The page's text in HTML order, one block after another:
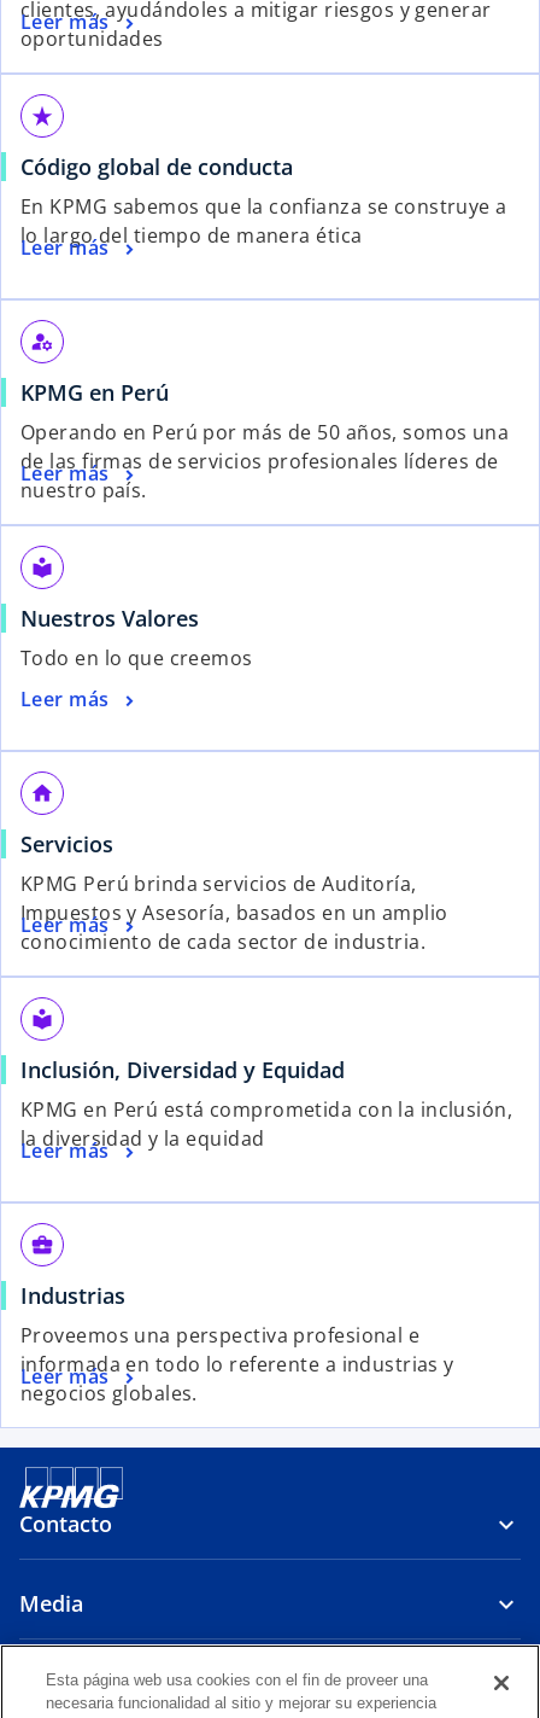
clientes, ayudándoles a mitigar riesgos y generar
oportunidades
Leer más
star_rate
Código global de conducta
En KPMG sabemos que la confianza se construye a
lo largo del tiempo de manera ética
Leer más
manage_accounts
KPMG en Perú
Operando en Perú por más de 50 años, somos una
de las firmas de servicios profesionales líderes de
nuestro país.
Leer más
local_library
Nuestros Valores
Todo en lo que creemos
Leer más
home
Servicios
KPMG Perú brinda servicios de Auditoría,
Impuestos y Asesoría, basados en un amplio
conocimiento de cada sector de industria.
Leer más
local_library
Inclusión, Diversidad y Equidad
KPMG en Perú está comprometida con la inclusión,
la diversidad y la equidad
Leer más
business_center
Industrias
Proveemos una perspectiva profesional e
informada en todo lo referente a industrias y
negocios globales.
Leer más
Contacto
Media
Compañía
Esta página web usa cookies con el fin de proveer una
necesaria funcionalidad al sitio y mejorar su experiencia